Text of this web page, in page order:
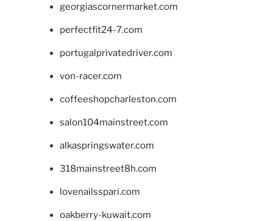
georgiascornermarket.com
perfectfit24-7.com
portugalprivatedriver.com
von-racer.com
coffeeshopcharleston.com
salon104mainstreet.com
alkaspringswater.com
318mainstreet8h.com
lovenailsspari.com
oakberry-kuwait.com